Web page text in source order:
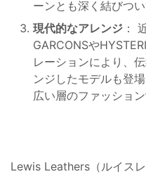
ーンとも深く結びつい
現代的なアレンジ ：
GARCONSや
レーションにより、
ンジしたモデルも登
広い層のファッショ
Lewis Leathers（ルイス